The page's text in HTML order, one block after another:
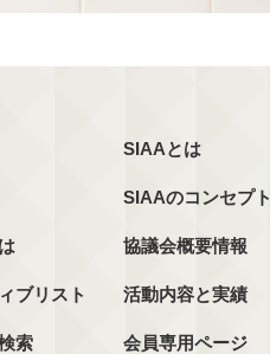
ブリスト
索
SIAAとは
SIAAのコンセプト
協議会概要情報
活動内容と実績
会員専用ページ